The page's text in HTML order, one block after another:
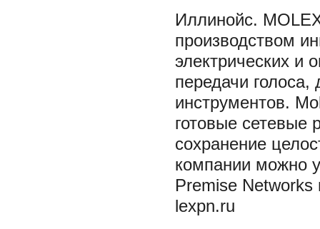
Иллинойс.
производством
электрических и
передачи
инструментов.
готовые сетевые
сохранение
компании можно
Premise Networks
lexpn.ru